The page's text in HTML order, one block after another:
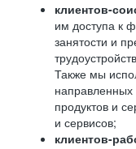
клиентов-
им доступа к
занятости и
Также мы
продуктов и
и сервисов;
клиентов-